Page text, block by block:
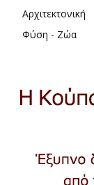
Αρχιτεκτονική
Φύση - Ζώα